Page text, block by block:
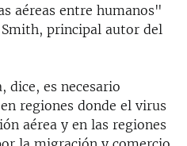
aéreas entre humanos"
principal autor del
dice, es necesario
regiones donde el virus
aérea y en las regiones